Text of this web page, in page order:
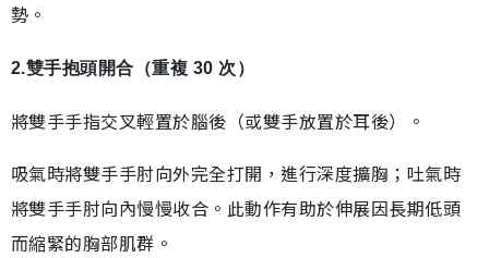
勢。
2.雙手抱頭開合（重複 30 次）
將雙手手指交叉輕置於腦後（或雙手放置於耳後）。
吸氣時將雙手手肘向外完全打開，進行深度擴胸；吐氣時
將雙手手肘向內慢慢收合。此動作有助於伸展因長期低頭
而縮緊的胸部肌群。